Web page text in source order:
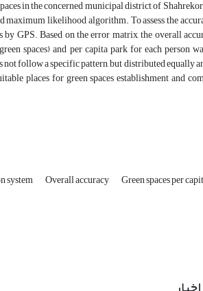
in the concerned municipal district of
likelihood algorithm. To assess the
GPS. Based on the error matrix, the overall
spaces) and per capita park for each person
not follow a specific pattern, but distributed
places for green spaces establishment and
system Overall accuracy Green spaces per